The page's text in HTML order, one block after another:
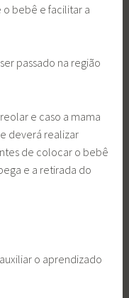
bebê e facilitar a
passado na região
e caso a mama
deverá realizar
de colocar o bebê
e a retirada do
o aprendizado